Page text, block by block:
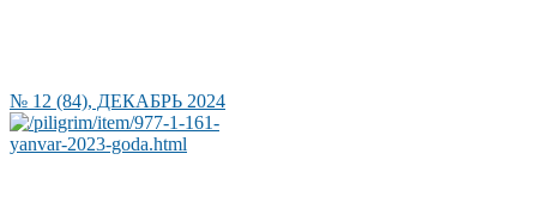
№ 12 (84), ДЕКАБРЬ 2024